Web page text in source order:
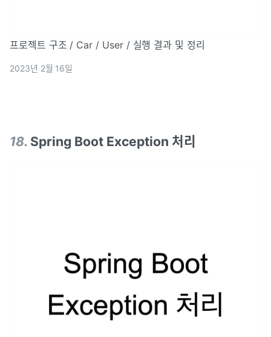
프로젝트 구조 / Car / User / 실행 결과 및 정리
2023년 2월 16일
18. Spring Boot Exception 처리